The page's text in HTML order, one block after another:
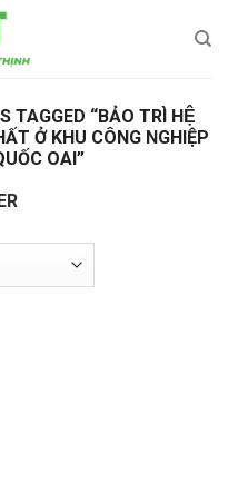
TAGGED “BẢO TRÌ HỆ
Ở KHU CÔNG NGHIỆP
OAI”